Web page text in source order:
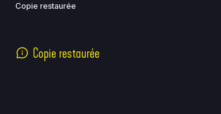
Copie restaurée
Copie restaurée